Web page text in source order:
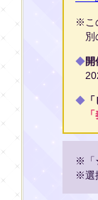
※こ
別
◆
◆
※「
※選